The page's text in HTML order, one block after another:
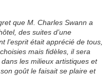
que M. Charles Swann a
des suites d’une
l’esprit était apprécié de tous,
mais fidèles, il sera
les milieux artistiques et
goût le faisait se plaire et